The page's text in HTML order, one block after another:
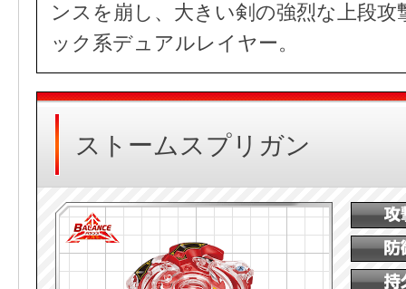
ンスを崩し、大きい剣の強烈な上段
ック系デュアルレイヤー。
ストームスプリガン